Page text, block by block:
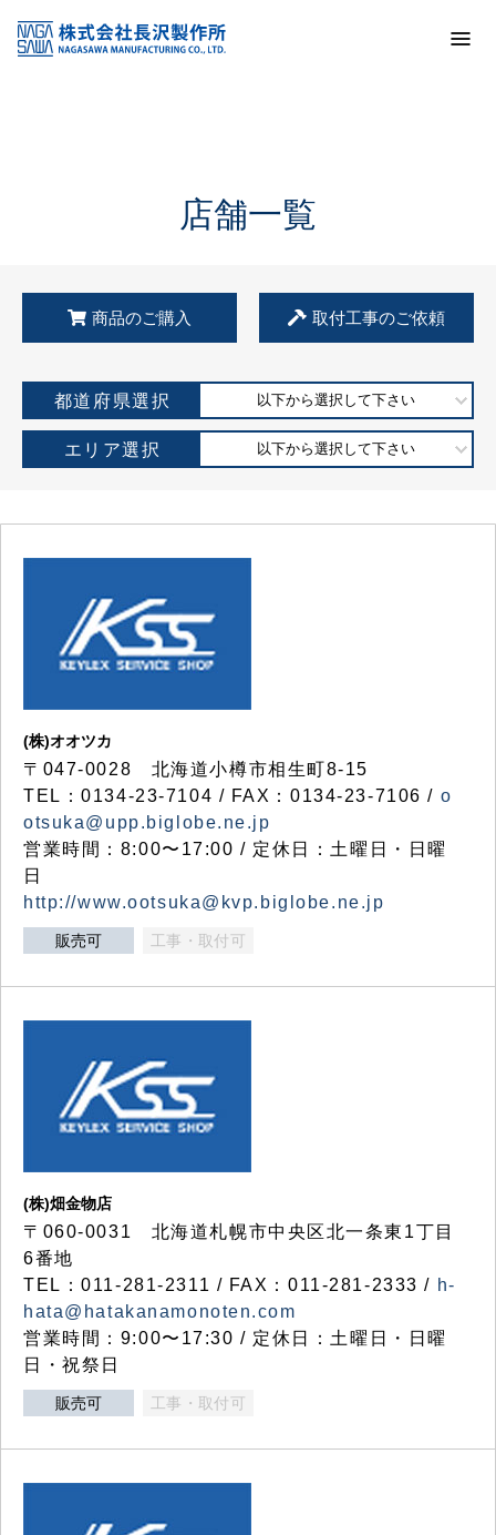
KSS加盟店・取扱店情報
店舗一覧
店舗一覧
商品のご購入 取付工事のご依頼
都道府県選択 以下から選択して下さい
エリア選択 以下から選択して下さい
(株)オオツカ
〒047-0028 北海道小樽市相生町8-15
TEL：0134-23-7104 / FAX：0134-23-7106 / o
otsuka@upp.biglobe.ne.jp
営業時間：8:00〜17:00 / 定休日：土曜日・日曜
日
http://www.ootsuka@kvp.biglobe.ne.jp
販売可 工事・取付可
(株)畑金物店
〒060-0031 北海道札幌市中央区北一条東1丁目
6番地
TEL：011-281-2311 / FAX：011-281-2333 / h-
hata@hatakanamonoten.com
営業時間：9:00〜17:30 / 定休日：土曜日・日曜
日・祝祭日
販売可 工事・取付可